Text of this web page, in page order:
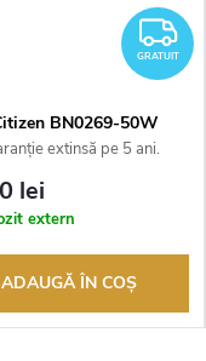
GRATUIT
BN0269-50W
extinsă pe 5 ani.
100 de zile pentru
bunurilor. Vânzător
lei
extern
ADAUGĂ ÎN COŞ